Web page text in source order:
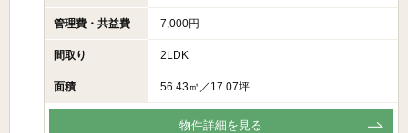
管理費・共益費 7,000円
間取り 2LDK
面積 56.43㎡／17.07坪
物件詳細を見る